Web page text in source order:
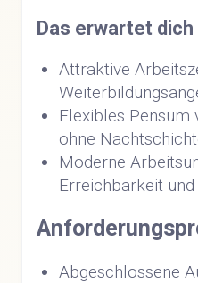
Das erwartet dich
Attraktive
Flexibles
ohne
Moderne
Erreichbarkeit
Abgeschlossene